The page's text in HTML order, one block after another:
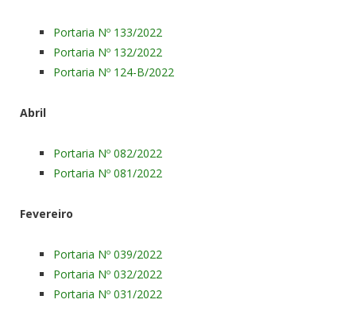
Portaria Nº 133/2022
Portaria Nº 132/2022
Portaria Nº 124-B/2022
Abril
Portaria Nº 082/2022
Portaria Nº 081/2022
Fevereiro
Portaria Nº 039/2022
Portaria Nº 032/2022
Portaria Nº 031/2022